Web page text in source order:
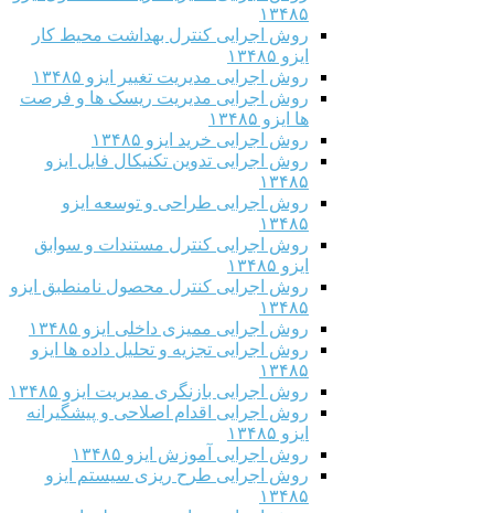
۱۳۴۸۵
روش اجرایی کنترل بهداشت محیط کار
ایزو ۱۳۴۸۵
روش اجرایی مدیریت تغییر ایزو ۱۳۴۸۵
روش اجرایی مدیریت ریسک ها و فرصت
ها ایزو ۱۳۴۸۵
روش اجرایی خرید ایزو ۱۳۴۸۵
روش اجرایی تدوین تکنیکال فایل ایزو
۱۳۴۸۵
روش اجرایی طراحی و توسعه ایزو
۱۳۴۸۵
روش اجرایی کنترل مستندات و سوابق
ایزو ۱۳۴۸۵
روش اجرایی کنترل محصول نامنطبق ایزو
۱۳۴۸۵
روش اجرایی ممیزی داخلی ایزو ۱۳۴۸۵
روش اجرایی تجزیه و تحلیل داده ها ایزو
۱۳۴۸۵
روش اجرایی بازنگری مدیریت ایزو ۱۳۴۸۵
روش اجرایی اقدام اصلاحی و پیشگیرانه
ایزو ۱۳۴۸۵
روش اجرایی آموزش ایزو ۱۳۴۸۵
روش اجرایی طرح ریزی سیستم ایزو
۱۳۴۸۵